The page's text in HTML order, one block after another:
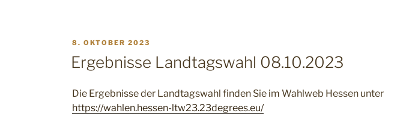
VERÖFFENTLICHT
AM
8. OKTOBER 2023
Ergebnisse Landtagswahl 08.10.2023
Die Ergebnisse der Landtagswahl finden Sie im Wahlweb Hessen unter
https://wahlen.hessen-ltw23.23degrees.eu/